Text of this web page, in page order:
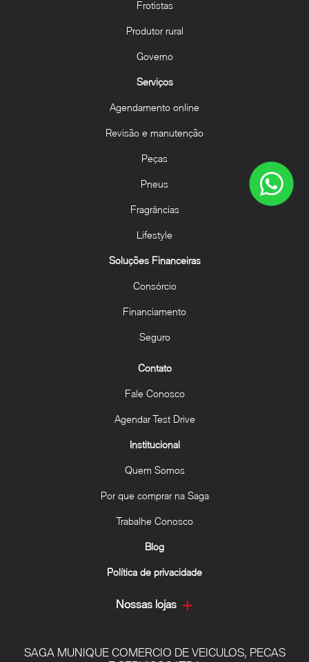
Frotistas
Produtor rural
Governo
Serviços
Agendamento online
Revisão e manutenção
Peças
Pneus
Fragrâncias
Lifestyle
Soluções Financeiras
Consórcio
Financiamento
Seguro
Contato
Fale Conosco
Agendar Test Drive
Institucional
Quem Somos
Por que comprar na Saga
Trabalhe Conosco
Blog
Política de privacidade
Nossas lojas
SAGA MUNIQUE COMERCIO DE VEICULOS, PECAS